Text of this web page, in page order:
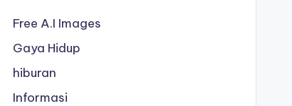
Free A.I Images
Gaya Hidup
hiburan
Informasi